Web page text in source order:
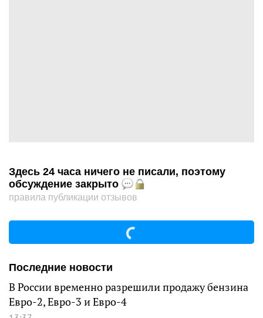
Здесь 24 часа ничего не писали, поэтому
обсуждение закрыто
правила публикации отзывов
Последние новости
В России временно разрешили продажу бензина
Евро-2, Евро-3 и Евро-4